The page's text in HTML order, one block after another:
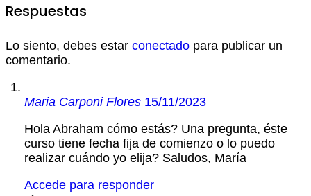
Respuestas
Lo siento, debes estar conectado para publicar un
comentario.
Maria Carponi Flores 15/11/2023
Hola Abraham cómo estás? Una pregunta, éste
curso tiene fecha fija de comienzo o lo puedo
realizar cuándo yo elija? Saludos, María
Accede para responder